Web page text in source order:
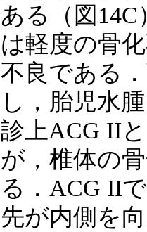
ある（図
は軽度の骨
不良である
し，胎児水
診上ACG II
が，椎体の
る．ACG II
先が内側を